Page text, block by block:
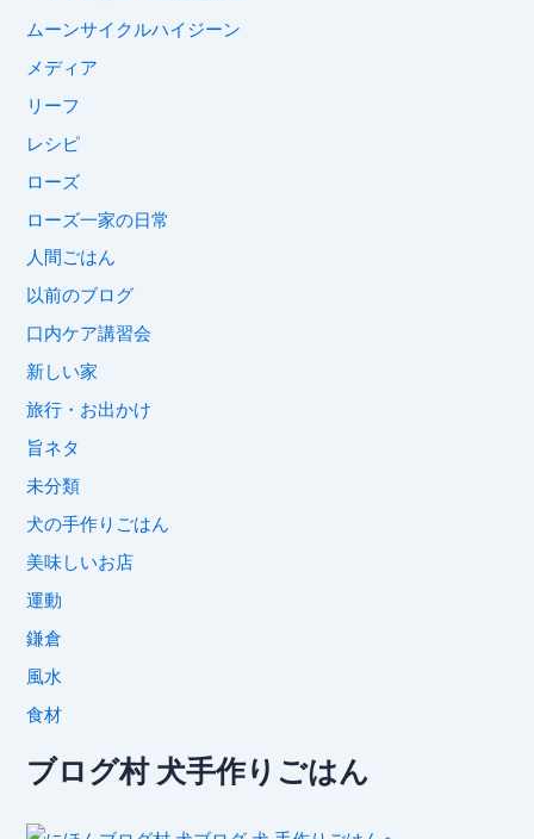
ムーンサイクルハイジーン
メディア
リーフ
レシピ
ローズ
ローズ一家の日常
人間ごはん
以前のブログ
口内ケア講習会
新しい家
旅行・お出かけ
旨ネタ
未分類
犬の手作りごはん
美味しいお店
運動
鎌倉
風水
食材
ブログ村 犬手作りごはん